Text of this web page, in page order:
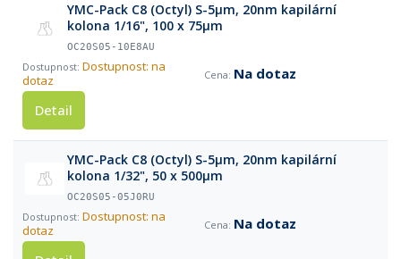
YMC-Pack C8 (Octyl) S-5µm, 20nm kapilární
kolona 1/16", 100 x 75µm
OC20S05-10E8AU
Dostupnost: na
dotaz
Na dotaz
Detail
YMC-Pack C8 (Octyl) S-5µm, 20nm kapilární
kolona 1/32", 50 x 500µm
OC20S05-05J0RU
Dostupnost: na
dotaz
Na dotaz